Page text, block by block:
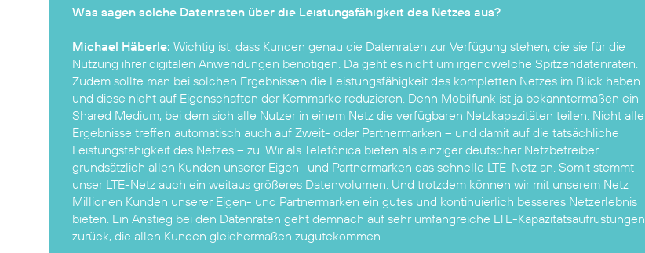
Was sagen solche Datenraten über die Leistungsfähigkeit des Netzes aus?
Michael Häberle: Wichtig ist, dass Kunden genau die Datenraten zur Verfügung stehen, die sie für die
Nutzung ihrer digitalen Anwendungen benötigen. Da geht es nicht um irgendwelche Spitzendatenraten.
Zudem sollte man bei solchen Ergebnissen die Leistungsfähigkeit des kompletten Netzes im Blick haben
und diese nicht auf Eigenschaften der Kernmarke reduzieren. Denn Mobilfunk ist ja bekanntermaßen ein
Shared Medium, bei dem sich alle Nutzer in einem Netz die verfügbaren Netzkapazitäten teilen. Nicht alle
Ergebnisse treffen automatisch auch auf Zweit- oder Partnermarken – und damit auf die tatsächliche
Leistungsfähigkeit des Netzes – zu. Wir als Telefónica bieten als einziger deutscher Netzbetreiber
grundsätzlich allen Kunden unserer Eigen- und Partnermarken das schnelle LTE-Netz an. Somit stemmt
unser LTE-Netz auch ein weitaus größeres Datenvolumen. Und trotzdem können wir mit unserem Netz
Millionen Kunden unserer Eigen- und Partnermarken ein gutes und kontinuierlich besseres Netzerlebnis
bieten. Ein Anstieg bei den Datenraten geht demnach auf sehr umfangreiche LTE-Kapazitätsaufrüstungen
zurück, die allen Kunden gleichermaßen zugutekommen.